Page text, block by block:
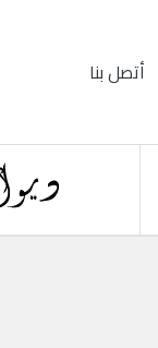
أتصل بنا